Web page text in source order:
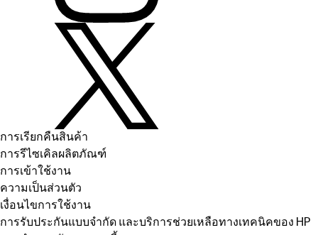
การเรียกคืนสินค้า
การรีไซเคิลผลิตภัณฑ์
การเข้าใช้งาน
ความเป็นส่วนตัว
เงื่อนไขการใช้งาน
การรับประกันแบบจำกัด และบริการช่วยเหลือทางเทคนิคของ HP